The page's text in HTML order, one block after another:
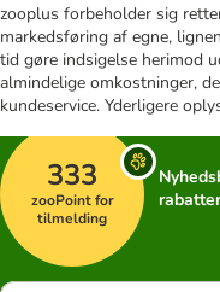
zooplus forbeholder sig
markedsføring af egne,
tid gøre indsigelse herimod
almindelige omkostninger,
kundeservice. Yderligere
333
zooPoint for
tilmelding